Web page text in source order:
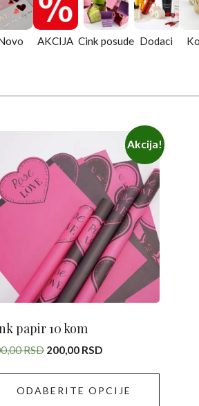
AKCIJA Cink posude Dodaci
Akcija!
papir 10 kom
RSD Originalna
bila:
200,00 RSDTrenutna
200,00 RSD.
ODABERITE OPCIJE